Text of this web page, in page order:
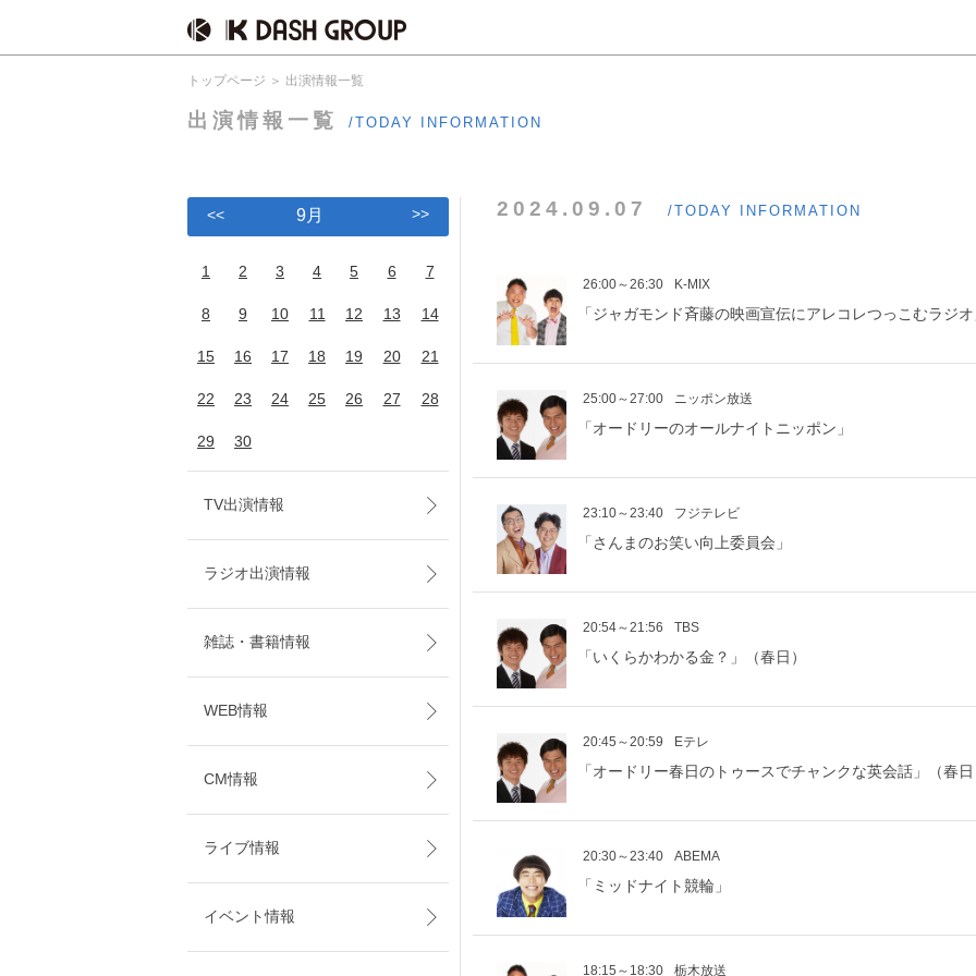
トップページ 出演情報一覧
出演情報一覧 /TODAY INFORMATION
2024.09.07 /TODAY INFORMATION
26:00～26:30 K-MIX
「ジャガモンド斉藤の映画宣伝にアレコレつっこむラジ
25:00～27:00 ニッポン放送
「オードリーのオールナイトニッポン」
23:10～23:40 フジテレビ
「さんまのお笑い向上委員会」
20:54～21:56 TBS
「いくらかわかる金？」（春日）
20:45～20:59 Eテレ
「オードリー春日のトゥースでチャンクな英会話」（春
20:30～23:40 ABEMA
「ミッドナイト競輪」
18:15～18:30 栃木放送
<< 9月 >>
1 2 3 4 5 6 7
8 9 10 11 12 13 14
15 16 17 18 19 20 21
22 23 24 25 26 27 28
29 30
TV出演情報
ラジオ出演情報
雑誌・書籍情報
WEB情報
CM情報
ライブ情報
イベント情報